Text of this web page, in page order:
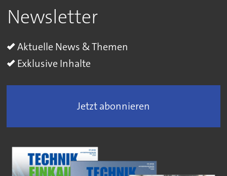
Newsletter
Aktuelle News & Themen
Exklusive Inhalte
Jetzt abonnieren